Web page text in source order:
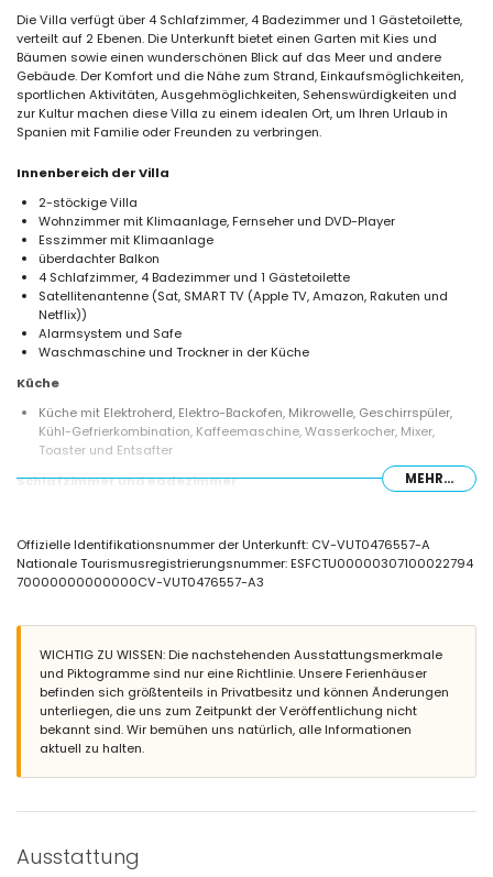
Die Villa verfügt über 4 Schlafzimmer, 4 Badezimmer und 1 Gästetoilette,
verteilt auf 2 Ebenen. Die Unterkunft bietet einen Garten mit Kies und
Bäumen sowie einen wunderschönen Blick auf das Meer und andere
Gebäude. Der Komfort und die Nähe zum Strand, Einkaufsmöglichkeiten,
sportlichen Aktivitäten, Ausgehmöglichkeiten, Sehenswürdigkeiten und
zur Kultur machen diese Villa zu einem idealen Ort, um Ihren Urlaub in
Spanien mit Familie oder Freunden zu verbringen.
Innenbereich der Villa
2-stöckige Villa
Wohnzimmer mit Klimaanlage, Fernseher und DVD-Player
Esszimmer mit Klimaanlage
überdachter Balkon
4 Schlafzimmer, 4 Badezimmer und 1 Gästetoilette
Satellitenantenne (Sat, SMART TV (Apple TV, Amazon, Rakuten und
Netflix))
Alarmsystem und Safe
Waschmaschine und Trockner in der Küche
Küche
Küche mit Elektroherd, Elektro-Backofen, Mikrowelle, Geschirrspüler,
Kühl-Gefrierkombination, Kaffeemaschine, Wasserkocher, Mixer,
Toaster und Entsafter
Schlafzimmer und Badezimmer
1 Schlafzimmer mit Klimaanlage, 2 Einzelbetten (200 x 90 cm) und
eigenem Badezimmer
En-suite Badezimmer mit Badewanne/Dusche-Kombination, Bidet,
3 En-suite Badezimmer, jeweils mit Dusche, Toilette und Haartrockner
Außenbereich der Villa
eingezäuntes Grundstück
beheizter privater Pool, 7,5m x 3,5m groß und 2m tief
Garten mit Kies, Bäumen und Gartenmöbeln mit Sonnenliegen
2 Terrassen, davon 1 überdacht
Grill
Außendusche
3 private, abgeschlossene Parkplätze
Weitere Informationen
MEHR...
Offizielle Identifikationsnummer der Unterkunft: CV-VUT0476557-A
Nationale Tourismusregistrierungsnummer: ESFCTU00000307100022794
70000000000000CV-VUT0476557-A3
WICHTIG ZU WISSEN: Die nachstehenden Ausstattungsmerkmale
und Piktogramme sind nur eine Richtlinie. Unsere Ferienhäuser
befinden sich größtenteils in Privatbesitz und können Änderungen
unterliegen, die uns zum Zeitpunkt der Veröffentlichung nicht
bekannt sind. Wir bemühen uns natürlich, alle Informationen
aktuell zu halten.
Ausstattung